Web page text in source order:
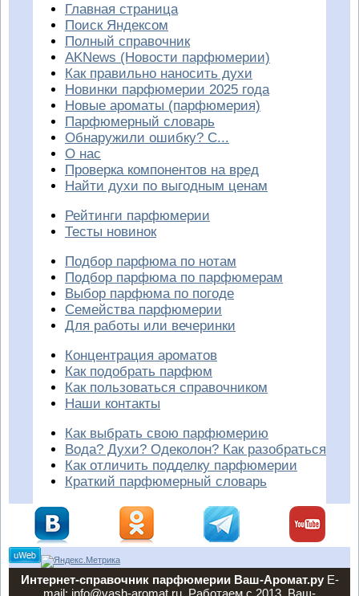
Главная страница
Поиск Яндексом
Полный справочник
AKNews (Новости парфюмерии)
Как правильно наносить духи
Новинки парфюмерии 2025 года
Новые ароматы (парфюмерия)
Парфюмерный словарь
Обнаружили ошибку? С...
О нас
Проверка компонентов на вред
Найти духи по выгодным ценам
Рейтинги парфюмерии
Тесты новинок
Подбор парфюма по нотам
Подбор парфюма по парфюмерам
Выбор парфюма по погоде
Семейства парфюмерии
Для работы или вечеринки
Концентрация ароматов
Как подобрать парфюм
Как пользоваться справочником
Наши контакты
Как выбрать свою парфюмерию
Вода? Духи? Одеколон? Как разобраться
Как отличить подделку парфюмерии
Краткий парфюмерный словарь
Интернет-справочник парфюмерии Ваш-Аромат.руE-
mail: info@vash-aromat.ru. Работаем с 2013. Ваш-